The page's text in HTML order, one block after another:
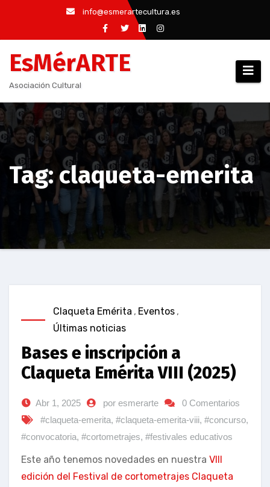
contenido
info@esmerartecultura.es
EsMérARTE
Asociación Cultural
Tag: claqueta-emerita
Claqueta Emérita , Eventos ,
Últimas noticias
Bases e inscripción a
Claqueta Emérita VIII (2025)
Abr 1, 2025 por esmerarte
0 Comentarios
#claqueta-emerita, #claqueta-emerita-viii, #concurso,
#convocatoria, #cortometrajes, #festivales educativos
Este año tenemos novedades en nuestra VIII
edición del Festival de cortometrajes Claqueta